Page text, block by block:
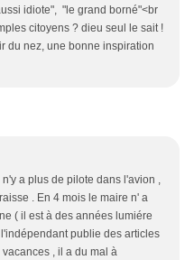
idiote", "le grand borné"<br
citoyens ? dieu seul le sait !
du nez, une bonne inspiration
a plus de pilote dans l'avion ,
. En 4 mois le maire n' a
( il est à des années lumiére
publie des articles
, il a du mal à